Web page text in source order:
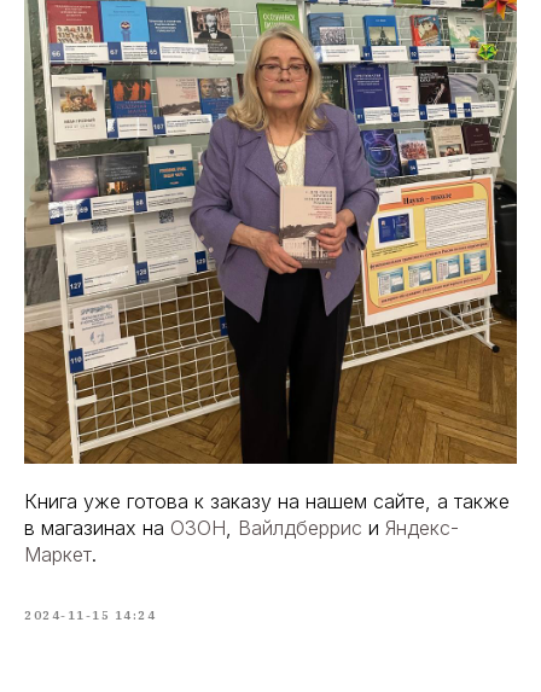
Книга уже готова к заказу на нашем сайте, а также
в магазинах на ОЗОН Вайлдберрис и Яндекс-
Маркет.
2024-11-15 14:24